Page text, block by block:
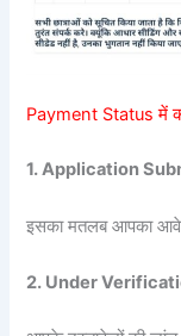
Payment Status में
1. Application
इसका मतलब आपका
2. Under